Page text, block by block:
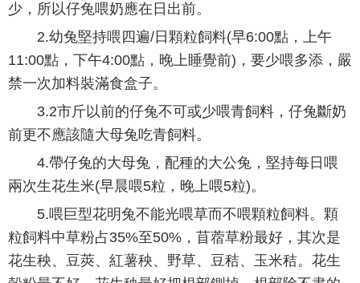
少，所以仔兔喂奶應在日出前。
2.幼兔堅持喂四遍/日顆粒飼料(早6:00點，上午
11:00點，下午4:00點，晚上睡覺前)，要少喂多添，嚴
禁一次加料裝滿食盒子。
3.2市斤以前的仔兔不可或少喂青飼料，仔兔斷奶
前更不應該隨大母兔吃青飼料。
4.帶仔兔的大母兔，配種的大公兔，堅持每日喂
兩次生花生米(早晨喂5粒，晚上喂5粒)。
5.喂巨型花明兔不能光喂草而不喂顆粒飼料。顆
粒飼料中草粉占35%至50%，苜蓿草粉最好，其次是
花生秧、豆莢、紅薯秧、野草、豆秸、玉米秸。花生